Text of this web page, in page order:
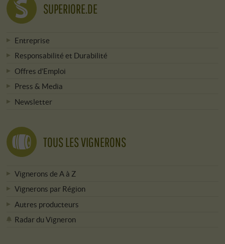
SUPERIORE.DE
Entreprise
Responsabilité et Durabilité
Offres d’Emploi
Press & Media
Newsletter
TOUS LES VIGNERONS
Vignerons de A à Z
Vignerons par Région
Autres producteurs
Radar du Vigneron